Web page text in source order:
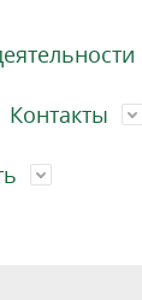
Контакты